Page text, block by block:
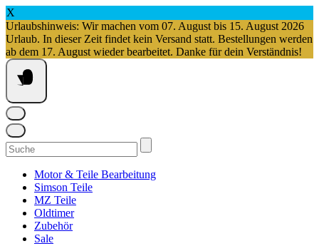
X
Urlaubshinweis: Wir machen vom 07. August bis 15. August 2026
Urlaub. In dieser Zeit findet kein Versand statt. Bestellungen werden
ab dem 17. August wieder bearbeitet. Danke für dein Verständnis!
Springe
zum
Inhalt
Suchen
nach:
Motor & Teile Bearbeitung
Simson Teile
MZ Teile
Oldtimer
Zubehör
Sale